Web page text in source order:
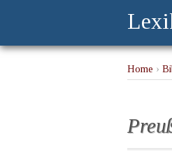
Home ›